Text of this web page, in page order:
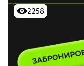
2258
2258